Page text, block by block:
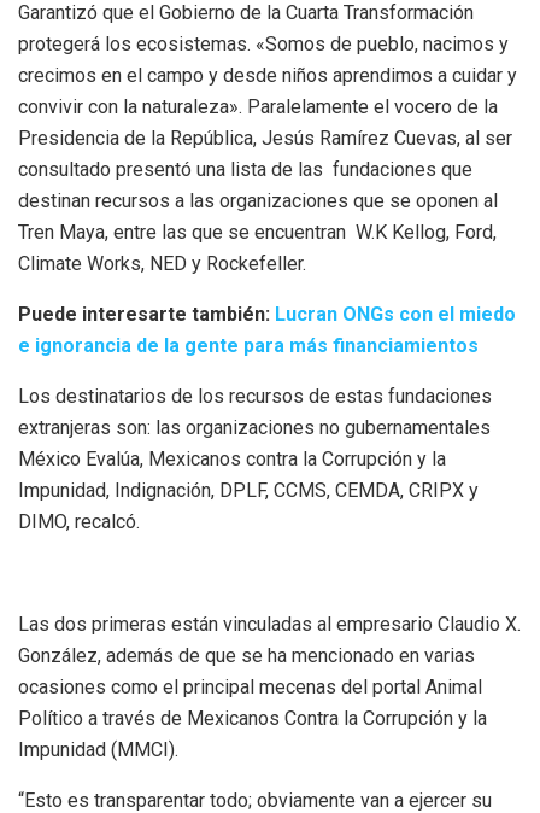
Garantizó que el Gobierno de la Cuarta Transformación
protegerá los ecosistemas. «Somos de pueblo, nacimos y
crecimos en el campo y desde niños aprendimos a cuidar y
convivir con la naturaleza». Paralelamente el vocero de la
Presidencia de la República, Jesús Ramírez Cuevas, al ser
consultado presentó una lista de las fundaciones que
destinan recursos a las organizaciones que se oponen al
Tren Maya, entre las que se encuentran W.K Kellog, Ford,
Climate Works, NED y Rockefeller.
Puede interesarte también: Lucran ONGs con el miedo
e ignorancia de la gente para más financiamientos
Los destinatarios de los recursos de estas fundaciones
extranjeras son: las organizaciones no gubernamentales
México Evalúa, Mexicanos contra la Corrupción y la
Impunidad, Indignación, DPLF, CCMS, CEMDA, CRIPX y
DIMO, recalcó.
Las dos primeras están vinculadas al empresario Claudio X.
González, además de que se ha mencionado en varias
ocasiones como el principal mecenas del portal Animal
Político a través de Mexicanos Contra la Corrupción y la
Impunidad (MMCI).
“Esto es transparentar todo; obviamente van a ejercer su